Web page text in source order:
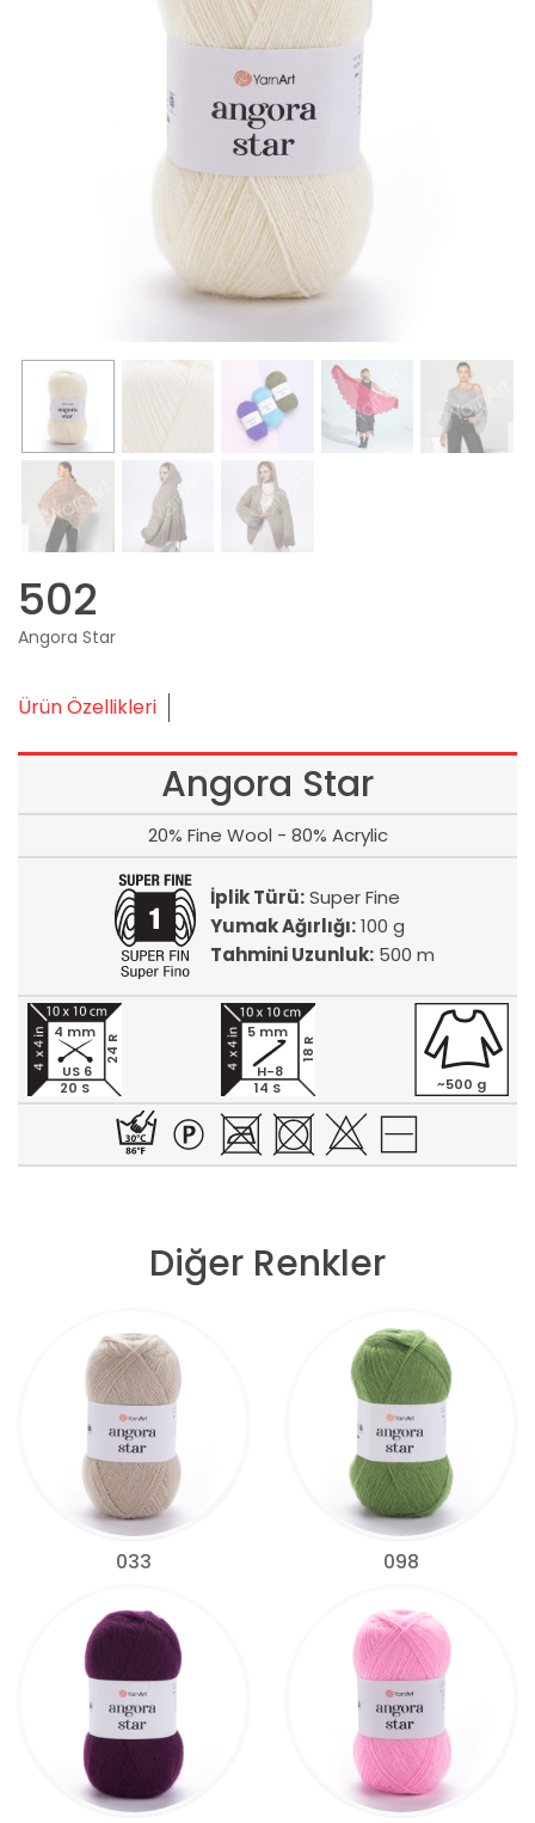
502
Angora Star
Ürün Özellikleri
Angora Star
20% Fine Wool - 80% Acrylic
İplik Türü:Super Fine
Yumak Ağırlığı:100 g
Tahmini Uzunluk: 500 m
20 S
24 R
4 mm
US 6
14 S
18 R
5 mm
H-8
~500 g
Diğer Renkler
033 098